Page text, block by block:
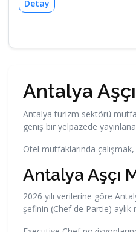
Detay
Antalya
Antalya turizm sektörü
geniş bir yelpazede
Otel mutfaklarında
Antalya Aşçı
2026 yılı verilerine göre
şefinin (Chef de Partie) aylık